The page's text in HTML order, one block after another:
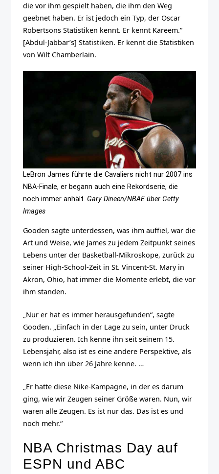
die vor ihm gespielt haben, die ihm den Weg
geebnet haben. Er ist jedoch ein Typ, der Oscar
Robertsons Statistiken kennt. Er kennt Kareem.“
[Abdul-Jabbar’s] Statistiken. Er kennt die Statistiken
von Wilt Chamberlain.
LeBron James führte die Cavaliers nicht nur 2007 ins
NBA-Finale, er begann auch eine Rekordserie, die
noch immer anhält.Gary Dineen/NBAE über Getty
Images
Gooden sagte unterdessen, was ihm auffiel, war die
Art und Weise, wie James zu jedem Zeitpunkt seines
Lebens unter der Basketball-Mikroskope, zurück zu
seiner High-School-Zeit in St. Vincent-St. Mary in
Akron, Ohio, hat immer die Momente erlebt, die vor
ihm standen.
„Nur er hat es immer herausgefunden“, sagte
Gooden. „Einfach in der Lage zu sein, unter Druck
zu produzieren. Ich kenne ihn seit seinem 15.
Lebensjahr, also ist es eine andere Perspektive, als
wenn ich ihn über 26 Jahre kenne. …
„Er hatte diese Nike-Kampagne, in der es darum
ging, wie wir Zeugen seiner Größe waren. Nun, wir
waren alle Zeugen. Es ist nur das. Das ist es und
noch mehr.“
NBA Christmas Day auf
ESPN und ABC